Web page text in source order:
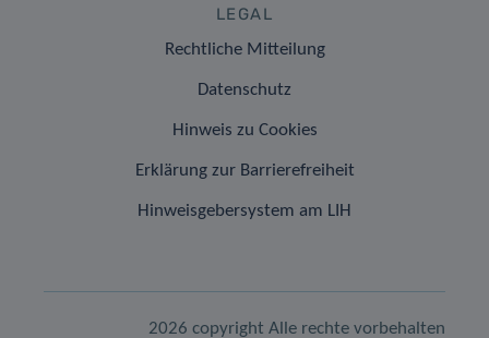
LEGAL
Rechtliche Mitteilung
Datenschutz
Hinweis zu Cookies
Erklärung zur Barrierefreiheit
Hinweisgebersystem am LIH
2026 copyright Alle rechte vorbehalten